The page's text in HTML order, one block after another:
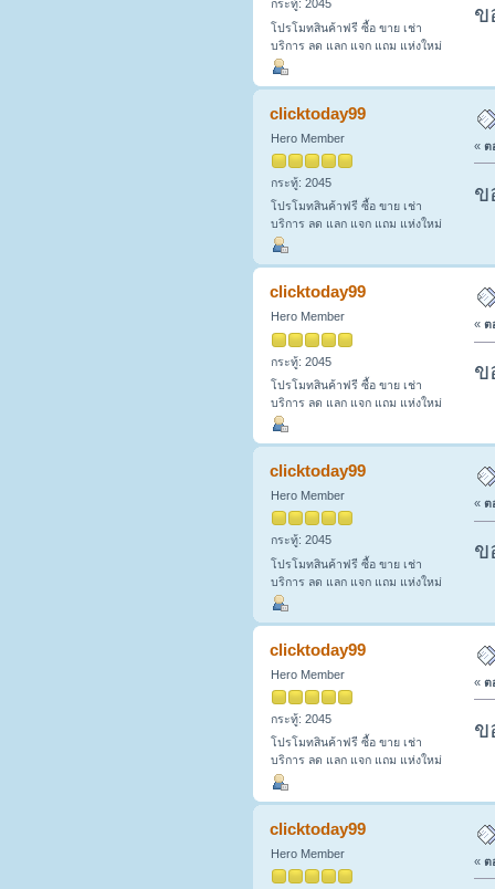
กระทู้: 2045
โปรโมทสินค้าฟรี ซื้อ ขาย เช่า
บริการ ลด แลก แจก แถม แห่งใหม่
ข
clicktoday99
Hero Member
กระทู้: 2045
โปรโมทสินค้าฟรี ซื้อ ขาย เช่า
บริการ ลด แลก แจก แถม แห่งใหม่
« ต
ข
clicktoday99
Hero Member
กระทู้: 2045
โปรโมทสินค้าฟรี ซื้อ ขาย เช่า
บริการ ลด แลก แจก แถม แห่งใหม่
« ต
ข
clicktoday99
Hero Member
กระทู้: 2045
โปรโมทสินค้าฟรี ซื้อ ขาย เช่า
บริการ ลด แลก แจก แถม แห่งใหม่
« ต
ข
clicktoday99
Hero Member
กระทู้: 2045
โปรโมทสินค้าฟรี ซื้อ ขาย เช่า
บริการ ลด แลก แจก แถม แห่งใหม่
« ต
ข
clicktoday99
Hero Member
« ต